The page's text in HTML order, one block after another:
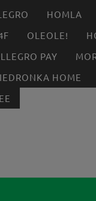
HOMLA
OLEOLE!
PAY
HOME